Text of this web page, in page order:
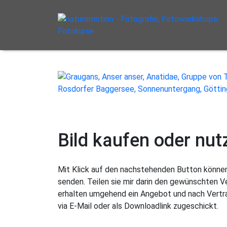
Bild kaufen oder
Mit Klick auf den nachstehenden Button
senden. Teilen sie mir darin den gewünschten
erhalten umgehend ein Angebot und nach
via E-Mail oder als Downloadlink zugeschickt.